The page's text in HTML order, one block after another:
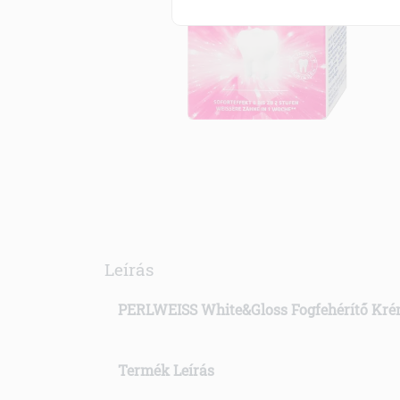
Leírás
PERLWEISS White&Gloss Fogfehérítő
Termék Leírás